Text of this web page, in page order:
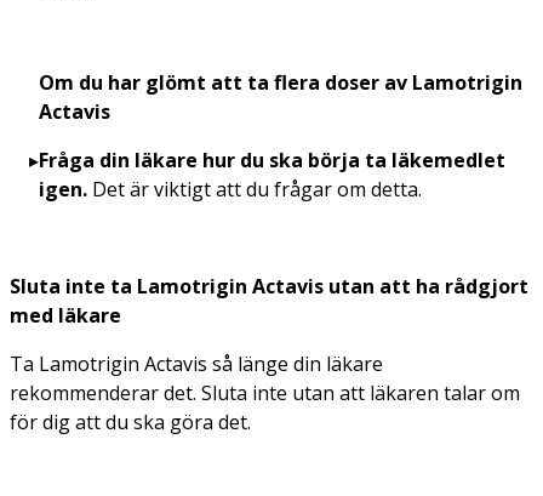
Om du har glömt att ta flera doser av Lamotrigin
Actavis
Fråga din läkare hur du ska börja ta läkemedlet
igen. Det är viktigt att du frågar om detta.
Sluta inte ta Lamotrigin Actavis utan att ha rådgjort
med läkare
Ta Lamotrigin Actavis så länge din läkare
rekommenderar det. Sluta inte utan att läkaren talar om
för dig att du ska göra det.